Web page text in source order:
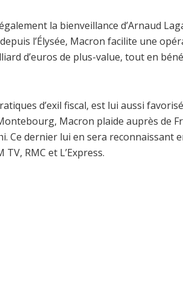
la bienveillance d’Arnaud
l’Élysée, Macron facilite une
d’euros de plus-value, tout en
d’exil fiscal, est lui aussi
Macron plaide auprès de
Ce dernier lui en sera reconnaissant
RMC et L’Express.